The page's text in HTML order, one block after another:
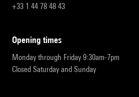
+33 1 44 78 48 43
opening times
Monday through Friday 9:30am-7pm
Closed Saturday and Sunday